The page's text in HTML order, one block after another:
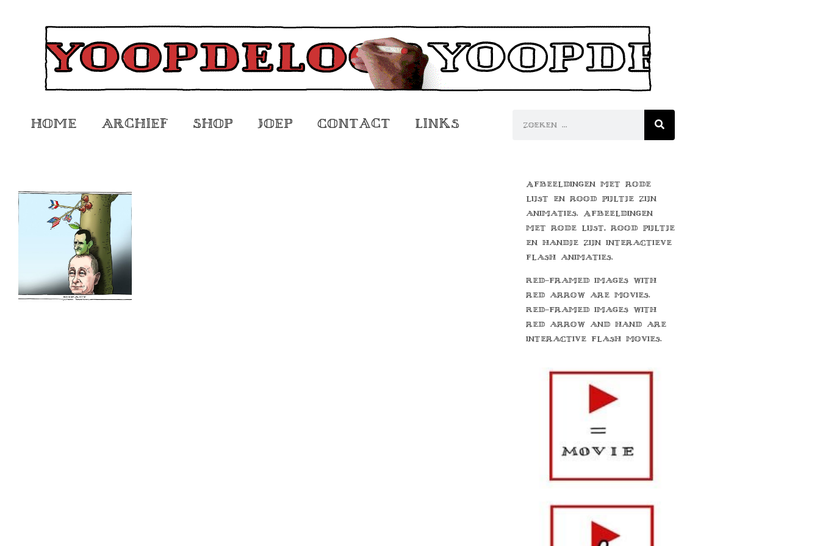
Home Archief Shop Joep Contact Links
Afbeeldingen met rode
lijst en rood pijltje zijn
animaties. Afbeeldingen
met rode lijst, rood pijltje
en handje zijn interactieve
flash animaties.
Red-framed images with
red arrow are movies.
Red-framed images with
red arrow and hand are
interactive flash movies.